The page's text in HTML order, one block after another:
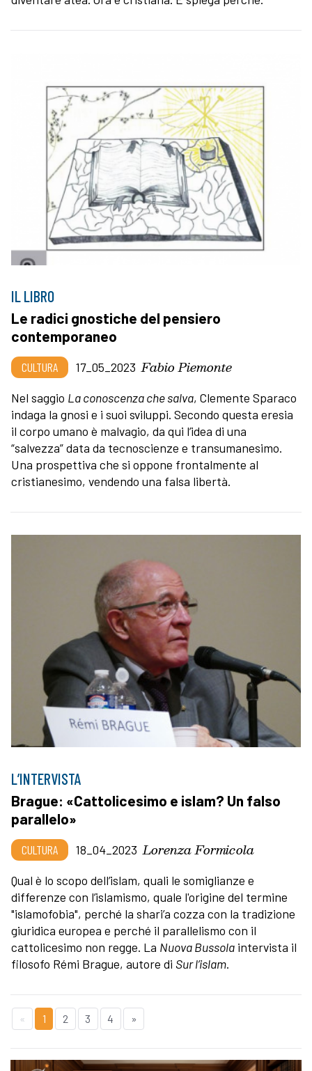
IL LIBRO
Le radici gnostiche del pensiero
contemporaneo
CULTURA 17_05_2023 Fabio Piemonte
Nel saggio La conoscenza che salva, Clemente Sparaco
indaga la gnosi e i suoi sviluppi. Secondo questa eresia
il corpo umano è malvagio, da qui l’idea di una
“salvezza” data da tecnoscienze e transumanesimo.
Una prospettiva che si oppone frontalmente al
cristianesimo, vendendo una falsa libertà.
L’INTERVISTA
Brague: «Cattolicesimo e islam? Un falso
parallelo»
CULTURA 18_04_2023 Lorenza Formicola
Qual è lo scopo dell’islam, quali le somiglianze e
differenze con l’islamismo, quale l'origine del termine
"islamofobia", perché la shari’a cozza con la tradizione
giuridica europea e perché il parallelismo con il
cattolicesimo non regge. La Nuova Bussola intervista il
filosofo Rémi Brague, autore di Sur l’islam.
« 1 2 3 4 »